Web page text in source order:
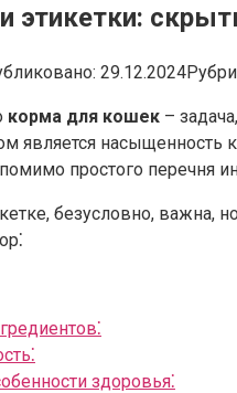
этикетки:
29.12.2024
корма для кошек –
является насыщенность
простого перечня
безусловно, важна,
здоровья⁚